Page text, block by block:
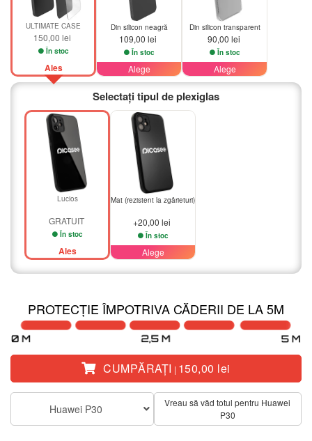
ULTIMATE CASE
150,00 lei
În stoc
Ales
Din silicon neagră
109,00 lei
În stoc
Alege
Din silicon transparent
90,00 lei
În stoc
Alege
Selectați tipul de plexiglas
Lucios
GRATUIT
În stoc
Ales
Mat (rezistent la zgârieturi)
+20,00 lei
În stoc
Alege
PROTECȚIE ÎMPOTRIVA CĂDERII DE LA 5M
CUMPĂRAŢI | 150,00 lei
Huawei P30
Vreau să văd totul pentru Huawei
P30